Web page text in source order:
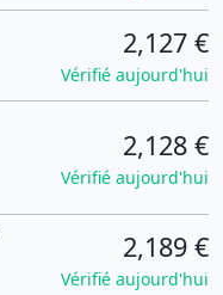
2,127 €
Vérifié aujourd'hui
2,128 €
Vérifié aujourd'hui
2,189 €
Vérifié aujourd'hui